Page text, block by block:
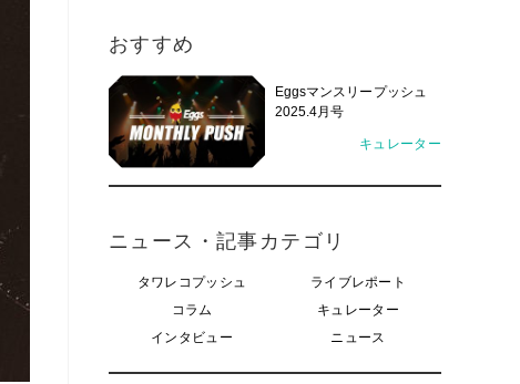
おすすめ
Eggsマンスリープッシュ
2025.4月号
キュレーター
ニュース・記事カテゴリ
タワレコプッシュ
ライブレポート
コラム
キュレーター
インタビュー
ニュース